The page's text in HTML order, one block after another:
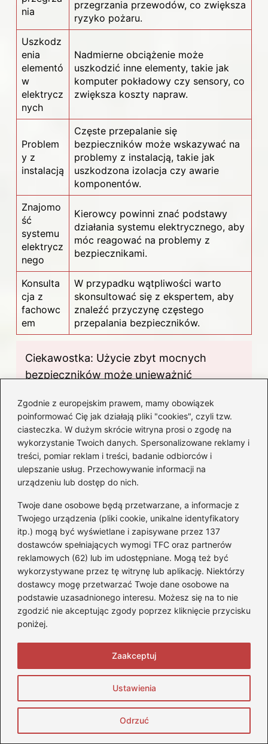
Zgodnie z europejskim prawem, mamy obowiązek
poinformować Cię jak działają pliki "cookies", czyli tzw.
ciasteczka. W dużym skrócie witryna prosi o zgodę na
wykorzystanie Twoich danych. Spersonalizowane reklamy i
treści, pomiar reklam i treści, badanie odbiorców i
ulepszanie usług. Przechowywanie informacji na
urządzeniu lub dostęp do nich.
Twoje dane osobowe będą przetwarzane, a informacje z
Twojego urządzenia (pliki cookie, unikalne identyfikatory
itp.) mogą być wyświetlane i zapisywane przez 137
dostawców spełniających wymogi TFC oraz partnerów
reklamowych (62) lub im udostępniane. Mogą też być
wykorzystywane przez tę witrynę lub aplikację. Niektórzy
dostawcy mogę przetwarzać Twoje dane osobowe na
podstawie uzasadnionego interesu. Możesz się na to nie
zgodzić nie akceptując zgody poprzez kliknięcie przycisku
poniżej.
Ustawienia
Odrzuć
Zaakceptuj
nia
przegrzania przewodów, co zwiększa
ryzyko pożaru.
Uszkodz
enia
elementó
w
elektrycz
nych
Nadmierne obciążenie może
uszkodzić inne elementy, takie jak
komputer pokładowy czy sensory, co
zwiększa koszty napraw.
Problem
y z
instalacją
Częste przepalanie się
bezpieczników może wskazywać na
problemy z instalacją, takie jak
uszkodzona izolacja czy awarie
komponentów.
Znajomo
ść
systemu
elektrycz
nego
Kierowcy powinni znać podstawy
działania systemu elektrycznego, aby
móc reagować na problemy z
bezpiecznikami.
Konsulta
cja z
fachowc
em
W przypadku wątpliwości warto
skonsultować się z ekspertem, aby
znaleźć przyczynę częstego
przepalania bezpieczników.
Ciekawostka: Użycie zbyt mocnych
bezpieczników może unieważnić
modyfikacja oryginalnych elementów
instalacji elektrycznej jest często
uznawana za niewłaściwe użytkowanie.
Tagi:Przepalony bezpiecznik w samochodzie,
Wymiana spalonego bezpiecznika,
Sprawdzanie stanu bezpieczników, Objawy
przepalonego bezpiecznika, Bezpieczniki w
samochodzie.
F
a
c
e
b
o
o
k
Pi
nt
er
st
X R
e
d
t
T
u
m
r
Li
n
k
dI
n
Powiązane wpisy:
Kiedy warto zainwestować w podkładkę
dla dziecka w samochodzie?
Ile pali Kia Sorento? Oto, co musisz
wiedzieć przed zakupem
Jak wybrać idealny zestaw kluczy do
samochodu? Poradnik dla każdego
kierowcy